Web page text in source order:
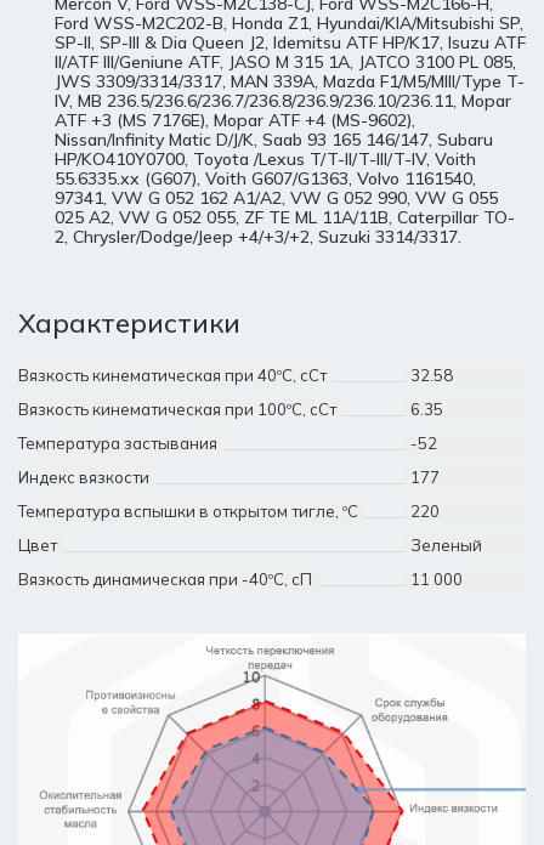
Ford WSS-M2C202-B, Honda Z1, Hyundai/KIA/Mitsubishi SP,
SP-II, SP-III & Dia Queen J2, Idemitsu ATF HP/K17, Isuzu ATF
II/ATF III/Geniune ATF, JASO M 315 1A, JATCO 3100 PL 085,
JWS 3309/3314/3317, MAN 339A, Mazda F1/M5/MIII/Type T-
IV, MB 236.5/236.6/236.7/236.8/236.9/236.10/236.11, Mopar
ATF +3 (MS 7176E), Mopar ATF +4 (MS-9602),
Nissan/Infinity Matic D/J/K, Saab 93 165 146/147, Subaru
HP/KO410Y0700, Toyota /Lexus T/T-II/T-III/T-IV, Voith
55.6335.xx (G607), Voith G607/G1363, Volvo 1161540,
97341, VW G 052 162 A1/A2, VW G 052 990, VW G 055
025 A2, VW G 052 055, ZF TE ML 11A/11B, Caterpillar TO-
2, Chrysler/Dodge/Jeep +4/+3/+2, Suzuki 3314/3317.
Характеристики
Вязкость кинематическая при 40ºC, сСт
32.58
Вязкость кинематическая при 100ºC, сСт
6.35
Температура застывания
-52
Индекс вязкости
177
Температура вспышки в открытом тигле, ºC
220
Цвет
Зеленый
Вязкость динамическая при -40ºC, сП
11 000